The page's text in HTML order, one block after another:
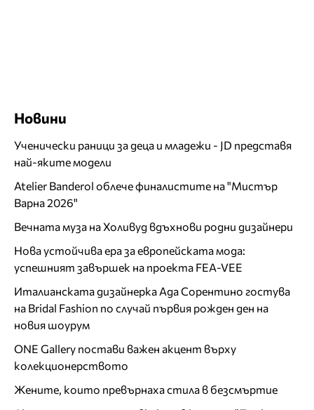
Новини
Ученически раници за деца и младежи - JD представя
най-яките модели
Atelier Banderol облече финалистите на "Мистър
Варна 2026"
Вечната муза на Холивуд вдъхнови родни дизайнери
Нова устойчива ера за европейската мода:
успешният завършек на проекта FEA-VEE
Италианската дизайнерка Ада Сорентино гостува
на Bridal Fashion по случай първия рожден ден на
новия шоурум
ONE Gallery постави важен акцент върху
колекционерството
Жените, които превърнаха стила в безсмъртие